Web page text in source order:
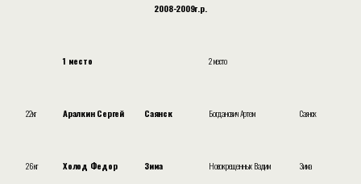
2008-2009г.р.
1 место 2 место
22кг Аралкин Сергей Саянск Богданович Артем Саянск
26кг Холод Федор Зима Новокрещенных Вадим Зима